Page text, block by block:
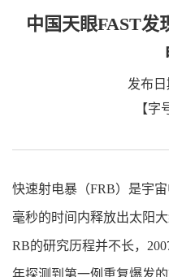
中国天眼FAST发
发布日
【字
快速射电暴（FRB）是宇
毫秒的时间内释放出太阳
RB的研究历程并不长，